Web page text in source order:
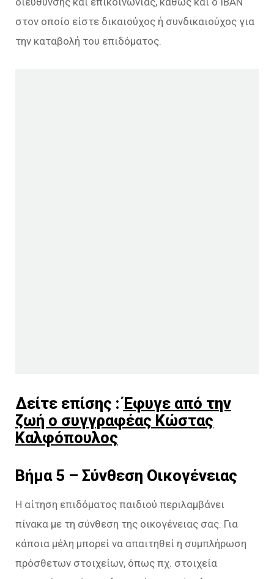
στον οποίο είστε δικαιούχος ή συνδικαιούχος για
την καταβολή του επιδόματος.
Δείτε επίσης :Έφυγε από την
ζωή ο συγγραφέας Κώστας
Καλφόπουλος
Βήμα 5 – Σύνθεση Οικογένειας
Η αίτηση επιδόματος παιδιού περιλαμβάνει
πίνακα με τη σύνθεση της οικογένειας σας. Για
κάποια μέλη μπορεί να απαιτηθεί η συμπλήρωση
πρόσθετων στοιχείων, όπως πχ. στοιχεία